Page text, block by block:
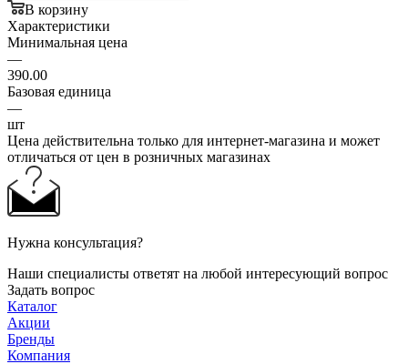
В корзину
Характеристики
Минимальная цена
—
390.00
Базовая единица
—
шт
Цена действительна только для интернет-магазина и может
отличаться от цен в розничных магазинах
Нужна консультация?
Наши специалисты ответят на любой интересующий вопрос
Задать вопрос
Каталог
Акции
Бренды
Компания